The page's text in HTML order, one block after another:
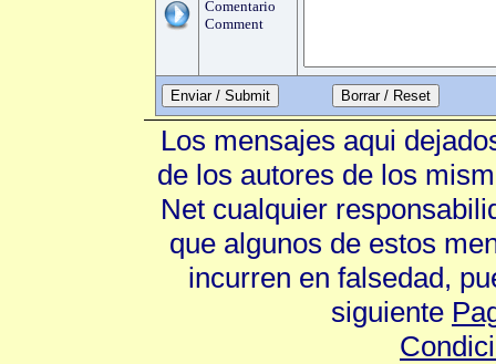
Comentario
Comment
Enviar / Submit
Los mensajes aqui
de los autores de los
Net cualquier
que algunos de estos
incurren en falsedad,
siguiente